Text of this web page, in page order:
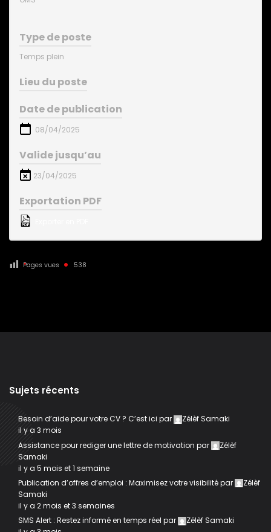
Type de poste
Temps plein
Lieu du poste
Date de publication
08/04/2025
Valide jusqu’au
23/04/2025
Exportation PDF
Pages vues 538
Sujets récents
Besoin d’aide pour votre CV ? C’est ici par
Zélèf Samaki
il y a 3 mois
Assistance pour rediger une lettre de motivation par
Zélèf
Samaki
il y a 5 mois et 1 semaine
Publication d’offres d’emploi : Maximisez votre visibilitépar
Zélèf
Samaki
il y a 2 mois et 3 semaines
SMS Alert : Restez informé en temps réel par
Zélèf Samaki